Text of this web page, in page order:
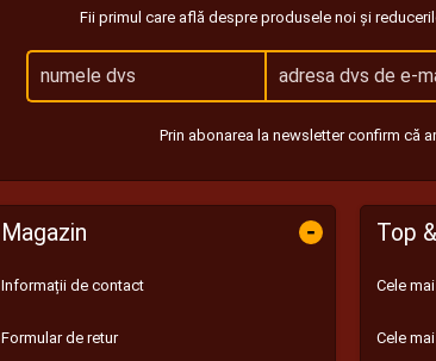
Fii primul care află despre produsele noi și
Prin abonarea la newsletter confirm că
Magazin -
Informații de contact
Formular de retur
Top
Cele
Cele